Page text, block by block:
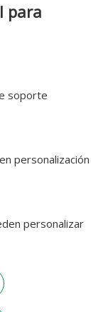
para
soporte
personalización
personalizar